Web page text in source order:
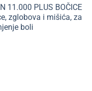
11.000 PLUS BOČICE
zglobova i mišića, za
boli